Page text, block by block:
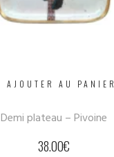
AJOUTER AU PANIER
Demi plateau – Pivoine
38.00€